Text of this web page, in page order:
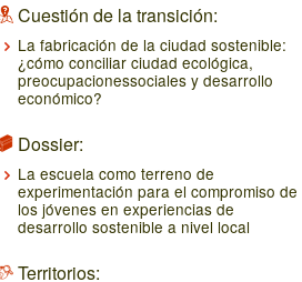
Cuestión de la transición:
La fabricación de la ciudad sostenible:
¿cómo conciliar ciudad ecológica,
preocupacionessociales y desarrollo
económico?
Dossier:
La escuela como terreno de
experimentación para el compromiso de
los jóvenes en experiencias de
desarrollo sostenible a nivel local
Territorios: